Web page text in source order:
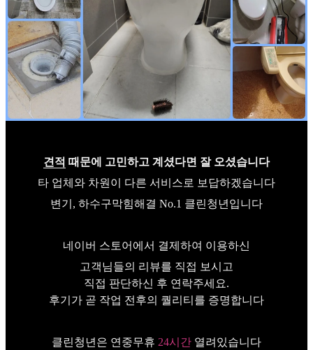
견적 때문에 고민하고 계셨다면 잘 오셨습니다
타 업체와 차원이 다른 서비스로 보답하겠습니다
변기, 하수구막힘해결 No.1 클린청년입니다
네이버 스토어에서 결제하여 이용하신
고객님들의 리뷰를 직접 보시고
직접 판단하신 후 연락주세요.
후기가 곧 작업 전후의 퀄리티를 증명합니다
클린청년은 연중무휴 24시간 열려있습니다